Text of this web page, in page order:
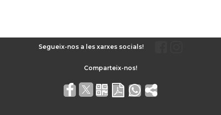
Segueix-nos a les xarxes socials!